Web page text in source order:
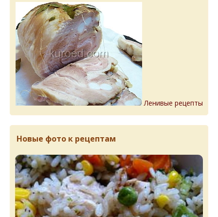
Ленивые рецепты
Новые фото к рецептам